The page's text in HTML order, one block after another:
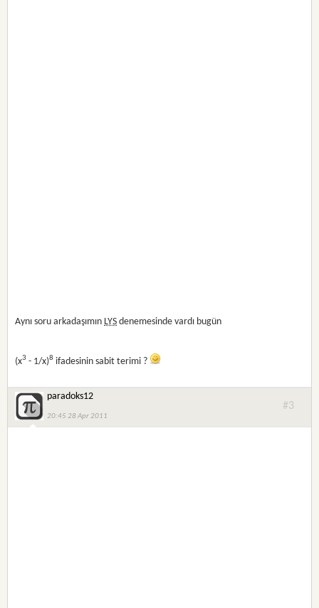
Aynı soru arkadaşımın LYS denemesinde vardı bugün
(x3 - 1/x)8 ifadesinin sabit terimi ?
paradoks12
20:45 28 Apr 2011
#3